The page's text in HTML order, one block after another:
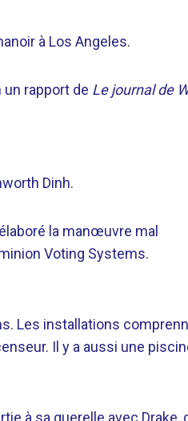
à Los Angeles.
rapport de Le journal de
Dinh.
la manœuvre mal
Voting Systems.
Les installations
Il y a aussi une
à sa querelle avec Drake,